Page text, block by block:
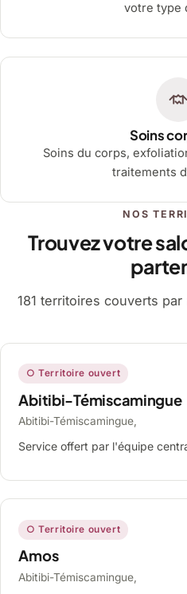
votre type
Soins
Soins du corps,
traitements
NOS
Trouvez votre
181 territoires couverts
○ Territoire ouvert
Abitibi-Témiscamingue
Abitibi-Témiscamingue,
Service offert par l'équipe
○ Territoire ouvert
Amos
Abitibi-Témiscamingue,